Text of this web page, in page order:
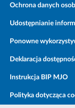
Ochrona danych
Udostępnianie
Ponowne
Deklaracja
Instrukcja BIP MJO
Polityka dotycząca